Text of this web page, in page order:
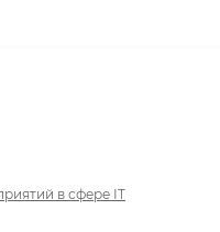
в сфере IТ